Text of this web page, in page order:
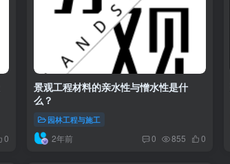
0
景观工程材料的亲水性与憎水性是什
么？
园林工程与施工
2年前 0 855 0